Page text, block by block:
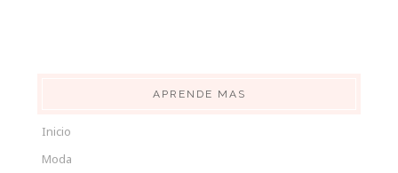
APRENDE MAS
Inicio
Moda